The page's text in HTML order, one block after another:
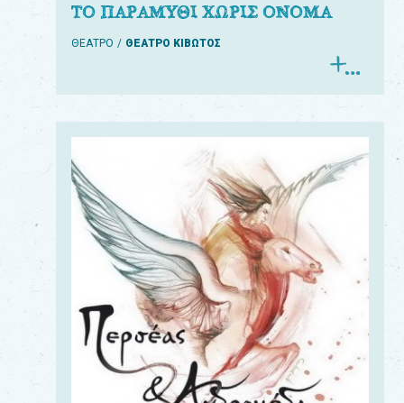
ΤΟ ΠΑΡΑΜΥΘΙ ΧΩΡΙΣ ΟΝΟΜΑ
ΘΕΑΤΡΟ ΘΕΑΤΡΟ ΚΙΒΩΤΟΣ